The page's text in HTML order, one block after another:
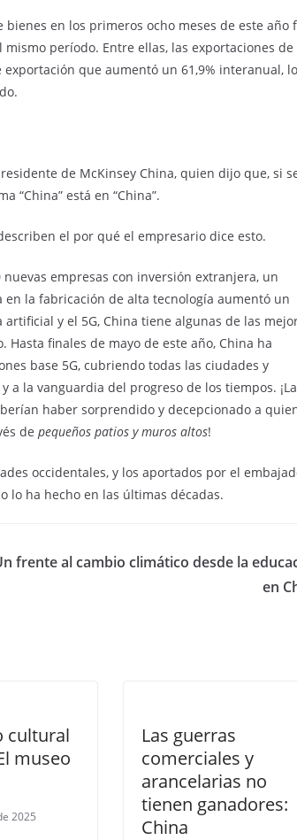
en los primeros ocho meses de este año
período. Entre ellas, las exportaciones de
que aumentó un 61,9% interanual, lo
de McKinsey China, quien dijo que, si
“China” está en “China”.
el por qué el empresario dice esto.
empresas con inversión extranjera, un
la fabricación de alta tecnología aumentó un
y el 5G, China tiene algunas de las
finales de mayo de este año, China ha
base 5G, cubriendo todas las ciudades y
la vanguardia del progreso de los tiempos.
haber sorprendido y decepcionado a
de pequeños patios y muros altos!
occidentales, y los aportados por el
lo ha hecho en las últimas décadas.
frente al cambio climático desde la
en
cultural
museo
2025
Las guerras
comerciales y
arancelarias no
tienen ganadores:
China